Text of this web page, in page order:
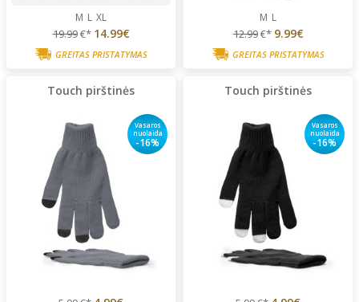
M L XL
19.99€* 14.99€
GREITAS PRISTATYMAS
M L
12.99€* 9.99€
GREITAS PRISTATYMAS
Touch pirštinės
Vasaros
nuolaida
-16%
Touch pirštinės
Vasaros
nuolaida
-16%